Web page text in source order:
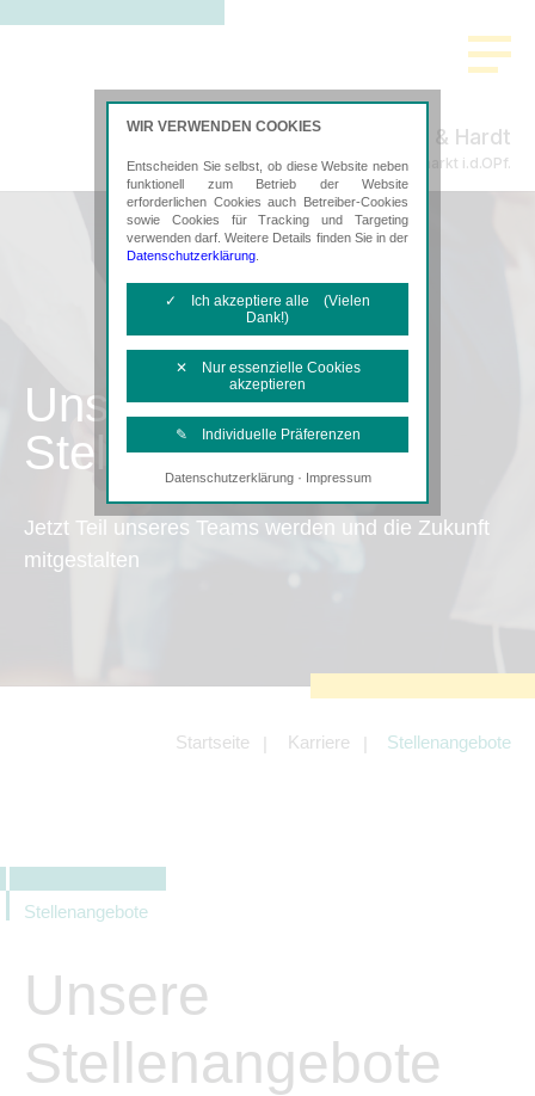
Böhm & Hardt
Steuerberatung in Neumarkt i.d.OPf.
Unsere
Stellenangebote
Jetzt Teil unseres Teams werden und die Zukunft
mitgestalten
Startseite Karriere Stellenangebote
Stellenangebote
Unsere
Stellenangebote
WIR VERWENDEN COOKIES
Entscheiden Sie selbst, ob diese Website neben
funktionell zum Betrieb der Website
erforderlichen Cookies auch Betreiber-Cookies
sowie Cookies für Tracking und Targeting
verwenden darf. Weitere Details finden Sie in der
Datenschutzerklärung
✓ Ich akzeptiere alle (Vielen
Dank!)
✕ Nur essenzielle Cookies
akzeptieren
✎ Individuelle Präferenzen
Notwendige Cookies
Diese Cookies sind erforderlich, um die
grundlegende Funktionalität der Website
Angebotes einschließlich der
Angeboten von z.B. Facebook und
LinkedIn.
Datenschutzerklärung· Impressum